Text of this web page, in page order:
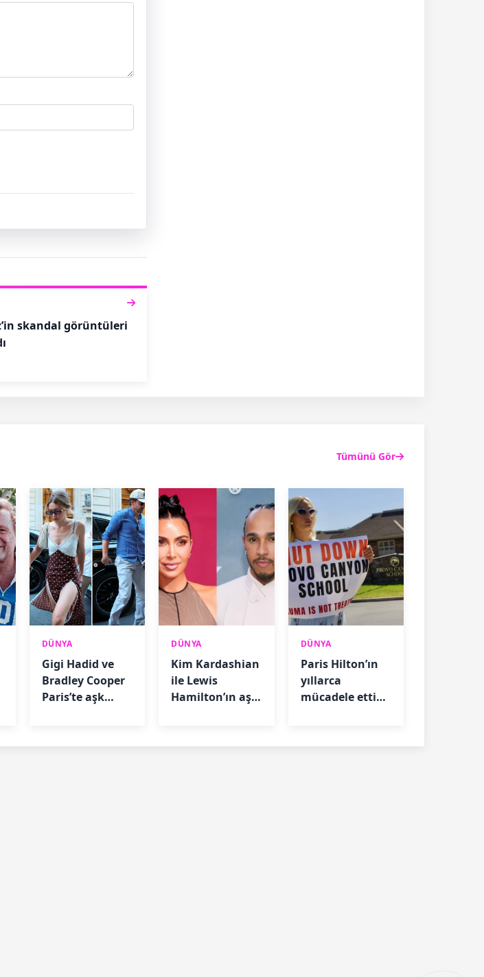
skandal görüntüleri
Tümünü Gör
DÜNYA
Gigi Hadid ve
Bradley Cooper
Paris’te aşk
DÜNYA
Kim Kardashian
ile Lewis
Hamilton’ın aşkı
DÜNYA
Paris Hilton’ın
yıllarca
mücadele ettiği